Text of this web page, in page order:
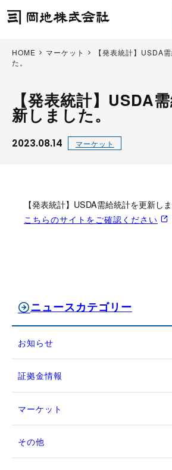
HOME マーケット
【発表統計】USDA
た。
【発表統計】USDA
新しました。
2023.08.14 マーケット
【発表統計】USDA需給統計を更新しま
こちらのサイトをご確認ください
ニュースカテゴリー
お知らせ
証拠金情報
マーケット
その他